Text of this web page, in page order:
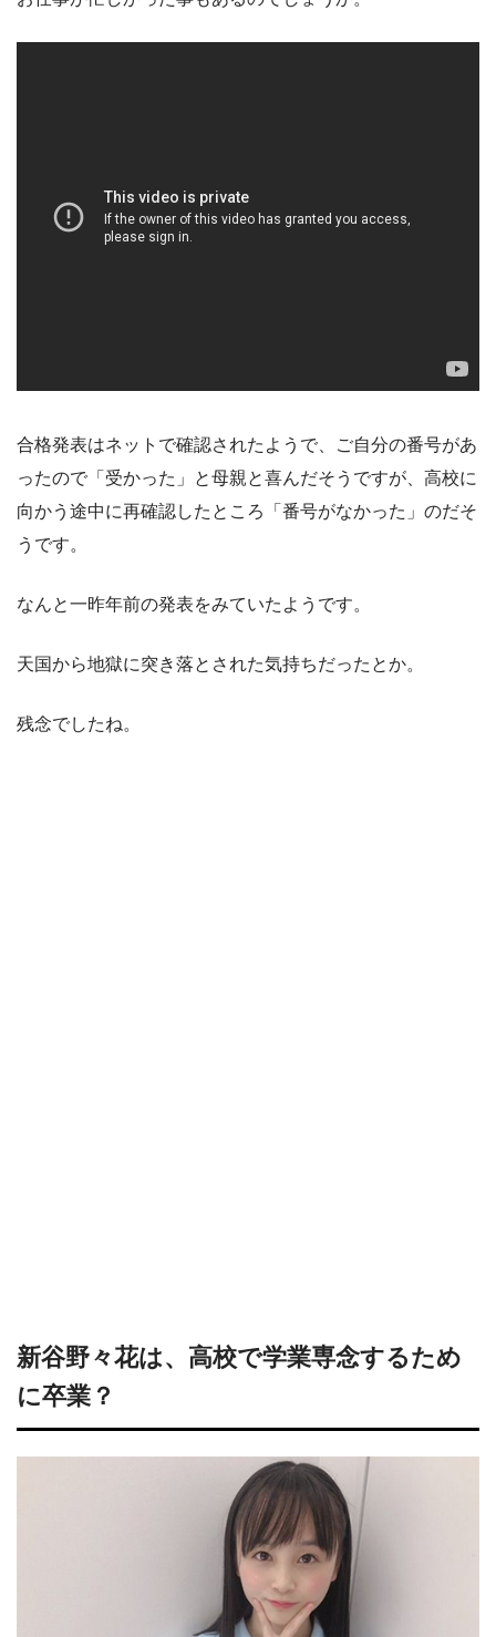
合格発表はネットで確認されたようで、ご自分の番号があ
ったので「受かった」と母親と喜んだそうですが、高校に
向かう途中に再確認したところ「番号がなかった」のだそ
うです。
なんと一昨年前の発表をみていたようです。
天国から地獄に突き落とされた気持ちだったとか。
残念でしたね。
新谷野々花は、高校で学業専念するため
に卒業？